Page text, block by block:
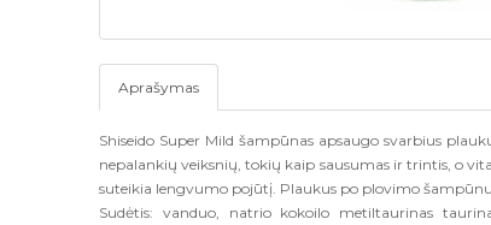
Aprašymas
Shiseido Super Mild šampūnas apsaugo svarbius
nepalankių veiksnių, tokių kaip sausumas ir trintis, o
suteikia lengvumo pojūtį. Plaukus po plovimo
Sudėtis: vanduo, natrio kokoilo metiltaurinas